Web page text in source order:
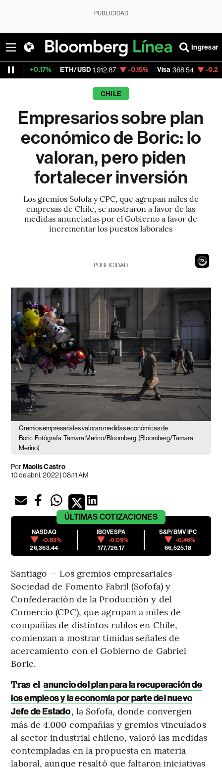
PUBLICIDAD
Ingresar
ETH/USD 1,912.87 -0.15% Visa 368.54 -0.28%
CHILE
Empresarios sobre plan
económico de Boric: lo
valoran, pero piden
fortalecer inversión
Los gremios Sofofa y CPC, que agrupan miles de
empresas de Chile, se mostraron a favor de las
medidas anunciadas por el Gobierno a favor de
incrementar los puestos laborales
21
PUBLICIDAD
Gremios empresariales valoran medidas económicas de
Boric Fotógrafa: Tamara Merino/Bloomberg (Bloomberg/Tamara
Merino)
PorMaolis Castro
10 de abril, 2022 | 08:11 AM
ÚLTIMAS COTIZACIONES
NASDAQ
-0.83%
26,363.44
IBOVESPA
-0.09%
177,726.17
S&P/BMV IPC
-0.46%
66,525.18
Santiago — Los gremios empresariales
Sociedad de Fomento Fabril (Sofofa) y
Confederación de la Producción y del
Comercio (CPC), que agrupan a miles de
compañías de distintos rublos en Chile,
comienzan a mostrar tímidas señales de
acercamiento con el Gobierno de Gabriel
Boric.
Tras el anuncio del plan para la recuperación de
los empleos y la economía por parte del nuevo
Jefe de Estado, la Sofofa, donde convergen
más de 4.000 compañías y gremios vinculados
al sector industrial chileno, valoró las medidas
contempladas en la propuesta en materia
laboral, aunque resaltó que faltaron iniciativas